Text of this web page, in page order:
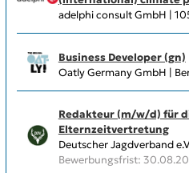
adelphi consult GmbH |
Business Developer (gn)
Oatly Germany GmbH |
Redakteur (m/w/d) für
Elternzeitvertretung
Deutscher Jagdverband
Bewerbungsfrist: